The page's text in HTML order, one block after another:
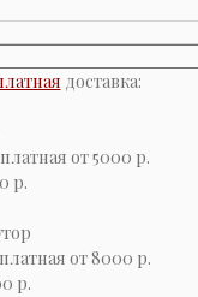
доставка:
от 5000 р.
р.
от 8000 р.
р.